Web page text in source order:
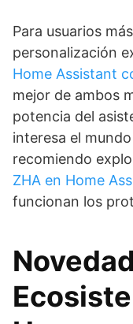
Para usuarios
personalización
Home Assistant
mejor de ambos
potencia del
interesa el
recomiendo
ZHA en Home
funcionan los